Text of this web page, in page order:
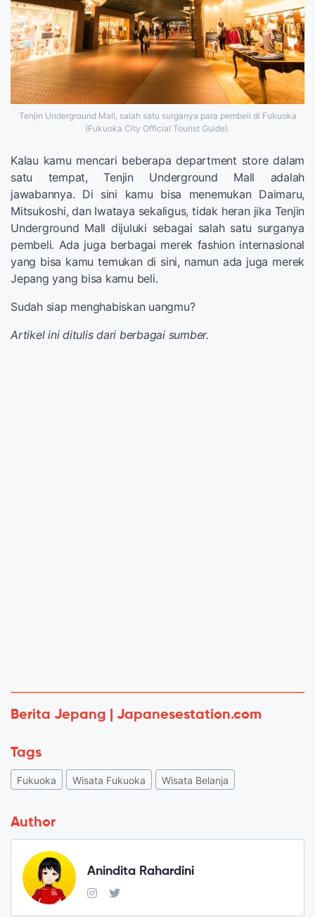
Tenjin Underground Mall, salah satu surganya para pembeli di Fukuoka
(Fukuoka City Official Tourist Guide).
Kalau kamu mencari beberapa department store dalam
satu tempat, Tenjin Underground Mall adalah
jawabannya. Di sini kamu bisa menemukan Daimaru,
Mitsukoshi, dan Iwataya sekaligus, tidak heran jika Tenjin
Underground Mall dijuluki sebagai salah satu surganya
pembeli. Ada juga berbagai merek fashion internasional
yang bisa kamu temukan di sini, namun ada juga merek
Jepang yang bisa kamu beli.
Sudah siap menghabiskan uangmu?
Artikel ini ditulis dari berbagai sumber.
Berita Jepang | Japanesestation.com
Tags
Fukuoka Wisata Fukuoka Wisata Belanja
Author
Anindita Rahardini